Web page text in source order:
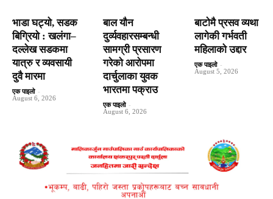
भाडा घट्यो, सडक
बिग्रियो : खलंगा–
दल्लेख सडकमा
यात्रु र व्यवसायी
दुवै मारमा
एक पाइलो -
August 6, 2026
बाल यौन
दुर्व्यवहारसम्बन्धी
सामग्री प्रसारण
गरेको आरोपमा
दार्चुलाका युवक
भारतमा पक्राउ
एक पाइलो -
August 6, 2026
बाटाेमै प्रसव व्यथा
लागेकी गर्भवती
महिलाको उद्दार
एक पाइलो -
August 5, 2026